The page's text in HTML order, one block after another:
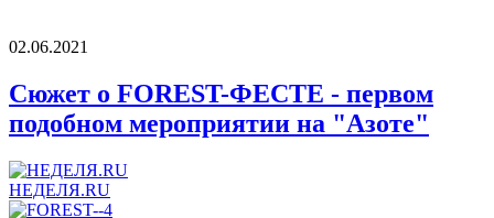
02.06.2021
Сюжет о FOREST-ФЕСТЕ - первом
подобном мероприятии на "Азоте"
НЕДЕЛЯ.RU